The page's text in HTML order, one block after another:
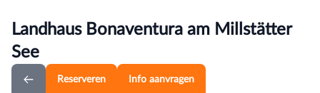
Landhaus Bonaventura am Millstätter
See
Reserveren Info aanvragen